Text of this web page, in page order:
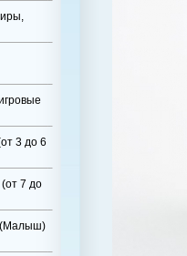
3 до 6
7 до
(Малыш)